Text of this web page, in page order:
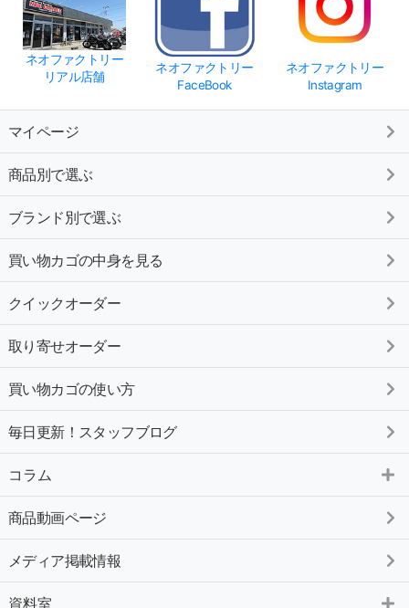
ネオファクトリー
リアル店舗
ネオファクトリー
FaceBook
ネオファクトリー
Instagram
マイページ
商品別で選ぶ
ブランド別で選ぶ
買い物カゴの中身を見る
クイックオーダー
取り寄せオーダー
買い物カゴの使い方
毎日更新！スタッフブログ
コラム
商品動画ページ
メディア掲載情報
資料室